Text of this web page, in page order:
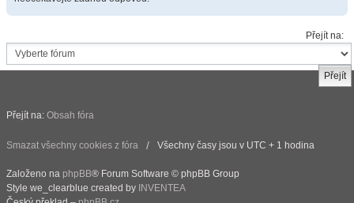
Přejít na:
Přejít na: Obsah fóra
Smazat všechny cookies z fóra Všechny časy jsou v UTC + 1 hodina
Založeno na phpBB® Forum Software © phpBB Group
Style we_clearblue created by INVENTEA